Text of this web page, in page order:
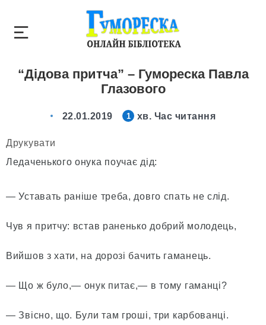
“Дідова притча” – Гумореска Павла
Глазового
22.01.2019 1 хв. Час читання
Друкувати
Ледаченького онука поучає дід:
— Уставать раніше треба, довго спать не слід.
Чув я притчу: встав раненько добрий молодець,
Вийшов з хати, на дорозі бачить гаманець.
— Що ж було,— онук питає,— в тому гаманці?
— Звісно, що. Були там гроші, три карбованці.